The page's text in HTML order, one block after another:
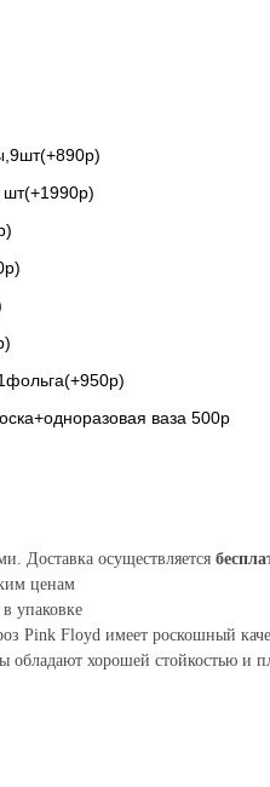
шт(+1990р)
ваза 500р
Доставка осуществляется
ценам
упаковке
Pink Floyd имеет роскошный
обладают хорошей стойкостью и